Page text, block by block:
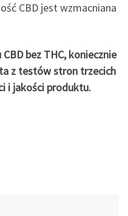
CBD jest wzmacniana
bez THC, koniecznie
z testów stron trzecich
i jakości produktu.